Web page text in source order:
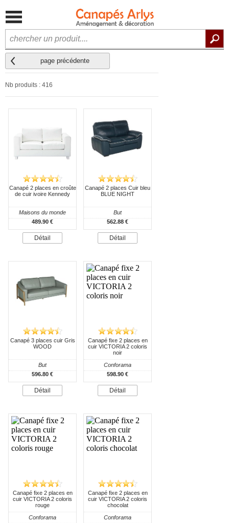
page précédente
Nb produits : 416
Canapé 2 places en croûte
de cuir ivoire Kennedy
Maisons du monde
489.90 €
Détail
Canapé 2 places Cuir bleu
BLUE NIGHT
But
562.88 €
Détail
Canapé 3 places cuir Gris
WOOD
But
596.80 €
Détail
Canapé fixe 2 places en
cuir VICTORIA 2 coloris
noir
Conforama
598.90 €
Détail
Canapé fixe 2 places en
cuir VICTORIA 2 coloris
rouge
Conforama
Canapé fixe 2 places en
cuir VICTORIA 2 coloris
chocolat
Conforama